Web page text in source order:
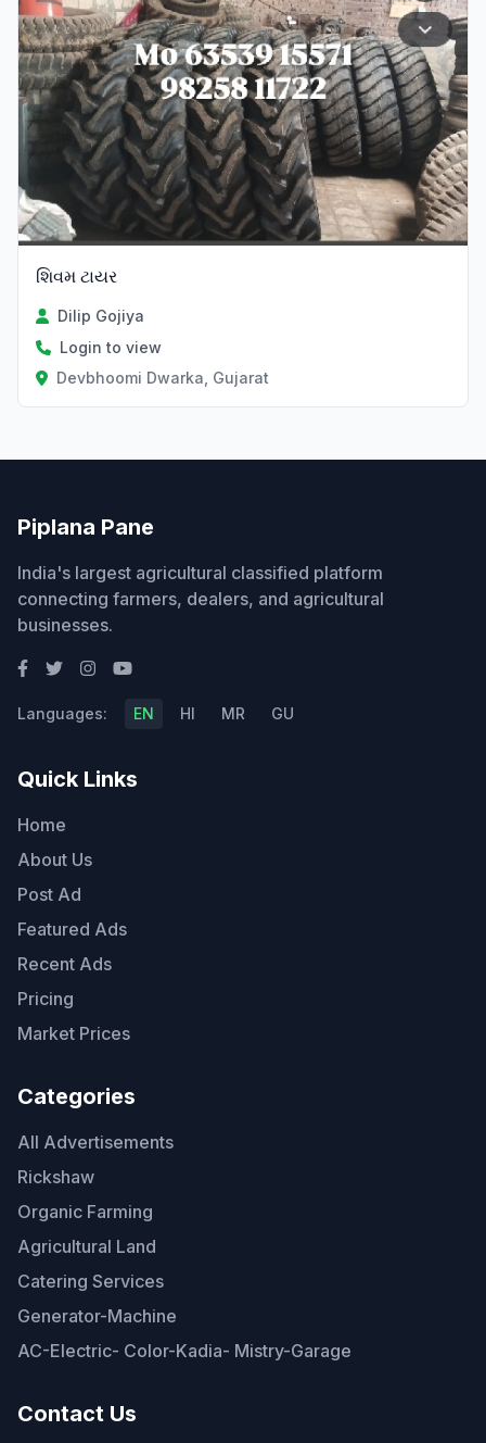
શિવમ ટાયર
Dilip Gojiya
Login to view
Devbhoomi Dwarka, Gujarat
Piplana Pane
India's largest agricultural classified platform
connecting farmers, dealers, and agricultural
businesses.
Languages: EN HI MR GU
Quick Links
Home
About Us
Post Ad
Featured Ads
Recent Ads
Pricing
Market Prices
Categories
All Advertisements
Rickshaw
Organic Farming
Agricultural Land
Catering Services
Generator-Machine
AC-Electric- Color-Kadia- Mistry-Garage
Contact Us